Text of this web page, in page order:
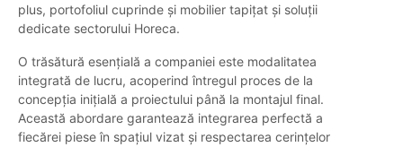
plus, portofoliul cuprinde și mobilier tapițat și soluții
dedicate sectorului Horeca.
O trăsătură esențială a companiei este modalitatea
integrată de lucru, acoperind întregul proces de la
concepția inițială a proiectului până la montajul final.
Această abordare garantează integrarea perfectă a
fiecărei piese în spațiul vizat și respectarea cerințelor